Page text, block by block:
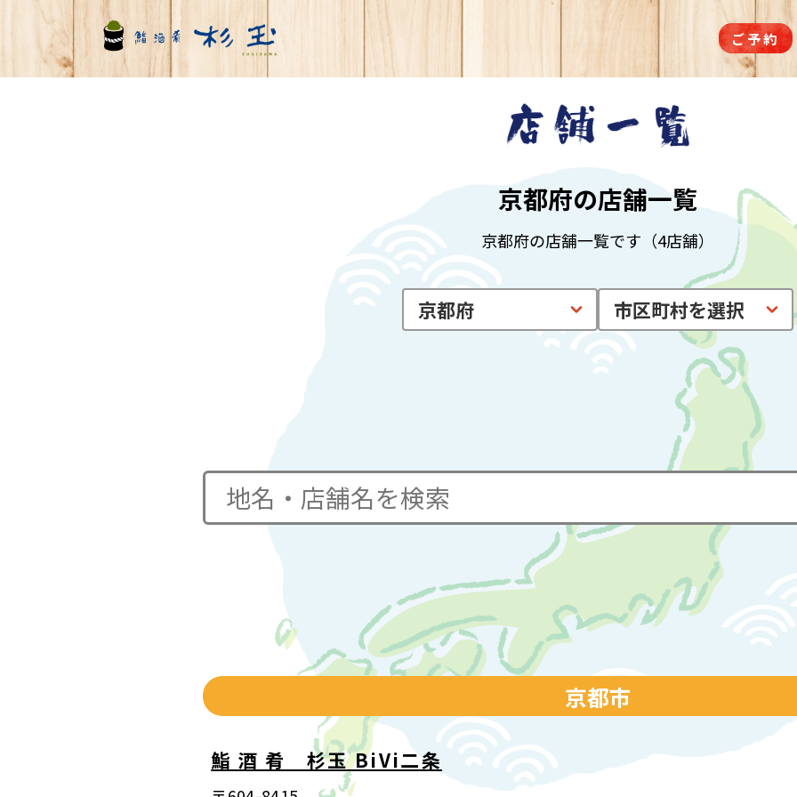
ご予約
京都府の店舗一覧
京都府の店舗一覧です（4店舗）
京都市
鮨 酒 肴 杉玉 BiVi二条